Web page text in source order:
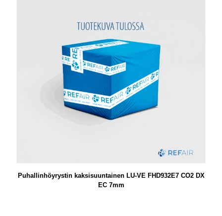
Puhallinhöyrystin kaksisuuntainen LU-VE FHD932E7 CO2 DX
EC 7mm